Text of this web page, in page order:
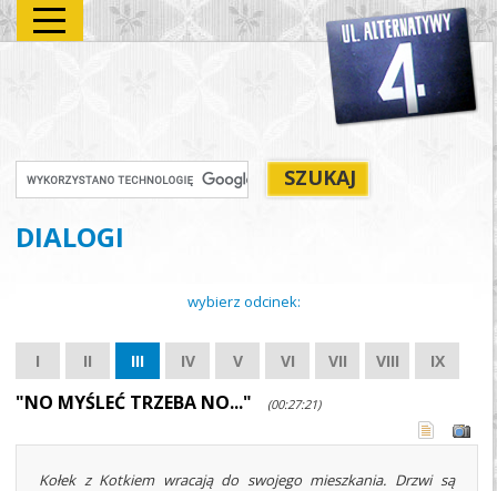
DIALOGI
wybierz odcinek:
I II III IV V VI VII VIII IX
"NO MYŚLEĆ TRZEBA NO..." (00:27:21)
Kołek z Kotkiem wracają do swojego mieszkania. Drzwi są